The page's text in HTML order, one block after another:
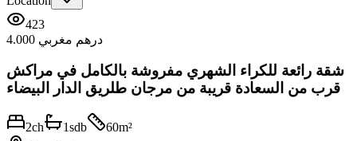
423
4.000 درهم مغربي
شقة رائعة للكراء الشهري مفروشة بالكامل في مراكش
قرب من السعادة قريبة من مرجان طلريق الدار البيضاء
2ch 1sdb 60m²